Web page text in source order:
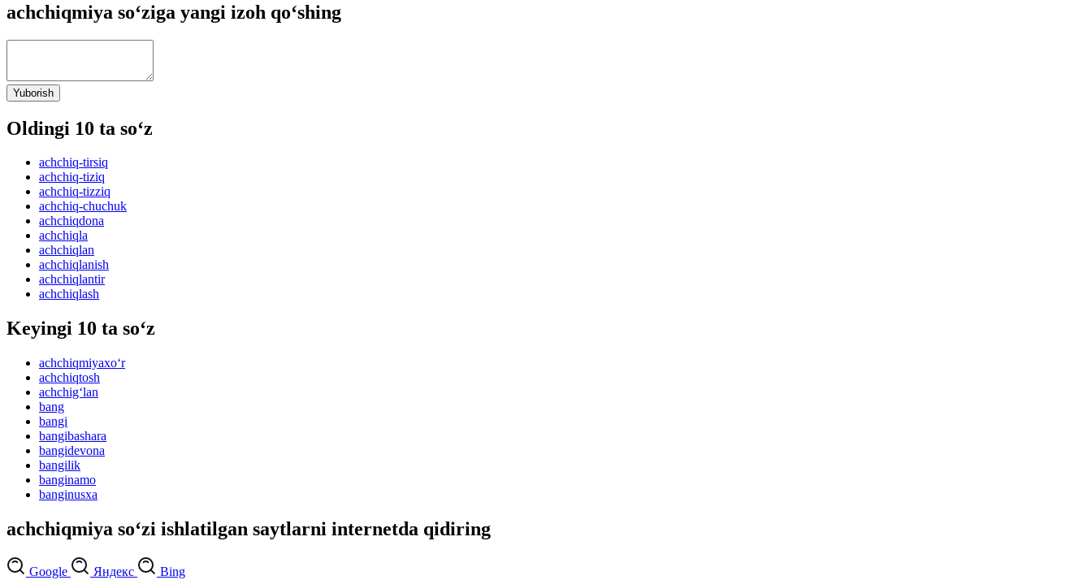
achchiqmiya so‘ziga yangi izoh qo‘shing
Yuborish
Oldingi 10 ta so‘z
achchiq-tirsiq
achchiq-tiziq
achchiq-tizziq
achchiq-chuchuk
achchiqdona
achchiqla
achchiqlan
achchiqlanish
achchiqlantir
achchiqlash
Keyingi 10 ta so‘z
achchiqmiyaxo‘r
achchiqtosh
achchig‘lan
bang
bangi
bangibashara
bangidevona
bangilik
banginamo
banginusxa
achchiqmiya so‘zi ishlatilgan saytlarni internetda qidiring
Google Яндекс Bing